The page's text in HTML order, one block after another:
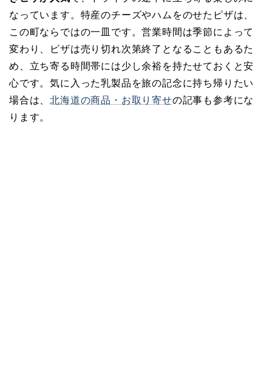
なっています。特産のチーズやハムをのせたピザは、
この町ならではの一皿です。営業時間は季節によって
変わり、ピザは売り切れ次第終了となることもあるた
め、立ち寄る時間帯には少し余裕を持たせておくと安
心です。気に入った乳製品を旅の記念に持ち帰りたい
場合は、北海道の商品・お取り寄せの記事も参考にな
ります。